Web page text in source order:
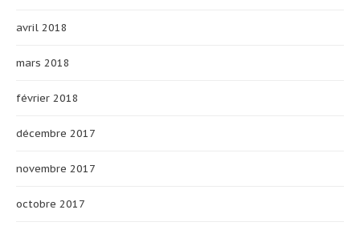
avril 2018
mars 2018
février 2018
décembre 2017
novembre 2017
octobre 2017